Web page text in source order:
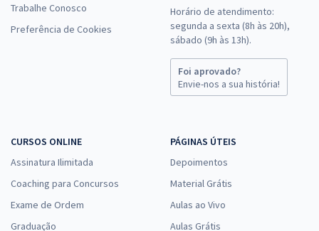
Trabalhe Conosco
Preferência de Cookies
Horário de atendimento:
segunda a sexta (8h às 20h),
sábado (9h às 13h).
Foi aprovado?
Envie-nos a sua história!
CURSOS ONLINE
Assinatura Ilimitada
Coaching para Concursos
Exame de Ordem
Graduação
PÁGINAS ÚTEIS
Depoimentos
Material Grátis
Aulas ao Vivo
Aulas Grátis